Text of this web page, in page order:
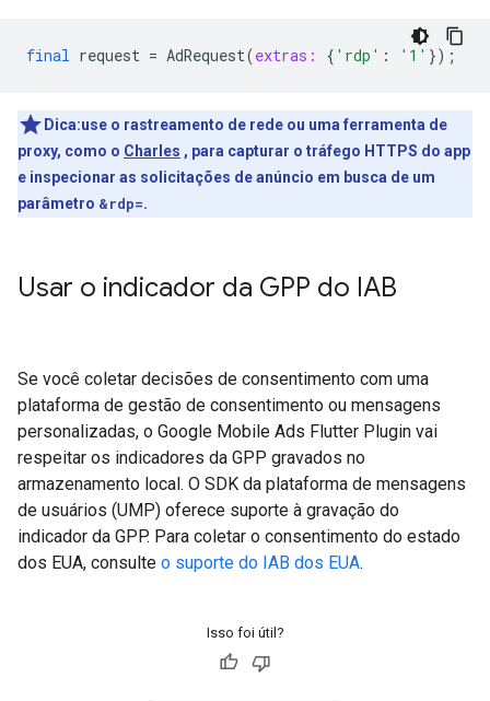
final request = AdRequest(extras: { 'rdp' : '1' });
Dica:use o rastreamento de rede ou uma ferramenta de
proxy, como o Charles , para capturar o tráfego HTTPS do app
e inspecionar as solicitações de anúncio em busca de um
parâmetro &rdp=.
Usar o indicador da GPP do IAB
Se você coletar decisões de consentimento com uma
plataforma de gestão de consentimento ou mensagens
personalizadas, o Google Mobile Ads Flutter Plugin vai
respeitar os indicadores da GPP gravados no
armazenamento local. O SDK da plataforma de mensagens
de usuários (UMP) oferece suporte à gravação do
indicador da GPP. Para coletar o consentimento do estado
dos EUA, consulte o suporte do IAB dos EUA.
Isso foi útil?